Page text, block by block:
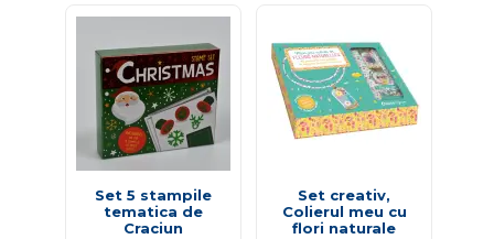
Set 5 stampile
tematica de
Craciun
Set creativ,
Colierul meu cu
flori naturale